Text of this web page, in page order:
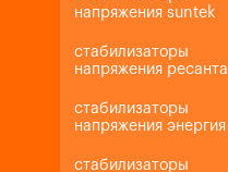
напряжения suntek
стабилизаторы
напряжения ресанта
стабилизаторы
напряжения энергия
стабилизаторы